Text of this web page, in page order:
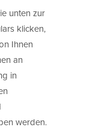
unten zur
klicken,
Ihnen
an
in
werden.